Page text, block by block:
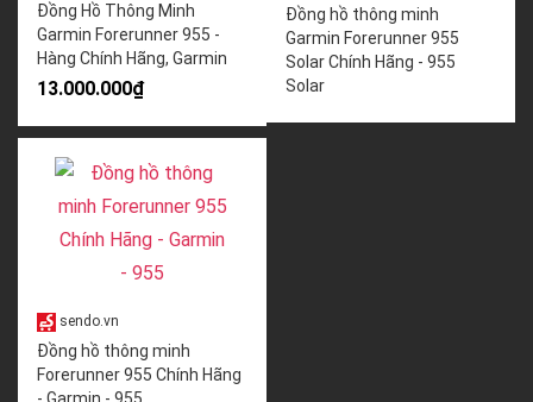
Đồng Hồ Thông Minh
Garmin Forerunner 955 -
Hàng Chính Hãng, Garmin
13.000.000₫
Đồng hồ thông minh
Garmin Forerunner 955
Solar Chính Hãng - 955
Solar
sendo.vn
Đồng hồ thông minh
Forerunner 955 Chính Hãng